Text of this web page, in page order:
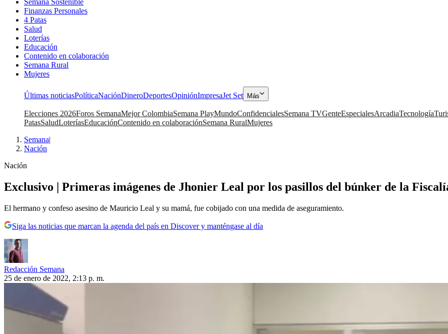
Semana Sostenible
Finanzas Personales
4 Patas
Salud
Loterías
Educación
Contenido en colaboración
Semana Rural
Mujeres
Últimas noticiasPolíticaNaciónDineroDeportesOpiniónImpresaJet Set Más
Elecciones 2026Foros SemanaMejor ColombiaSemana PlayMundoConfidencialesSemana TVGenteEspecialesArcadiaTecnología
PatasSaludLoteríasEducaciónContenido en colaboraciónSemana RuralMujeres
Semana|
Nación
Nación
Exclusivo | Primeras imágenes de Jhonier Leal por los pasillos del búnker de la
El hermano y confeso asesino de Mauricio Leal y su mamá, fue cobijado con una medida de aseguramiento.
Siga las noticias que marcan la agenda del país en Discover y manténgase al día
Redacción Semana
25 de enero de 2022, 2:13 p. m.